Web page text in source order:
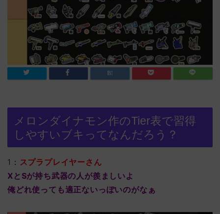
メロンダイナモン作のTier表で習得
しやすいブキってなんだろう？
1： スプラプレイヤーさん
XとSが持ち武器の人が羨ましいよ
俺どれ使っても適正ないっぽいのがなぁ